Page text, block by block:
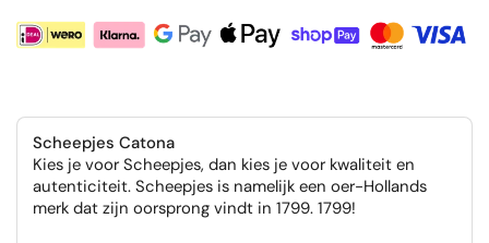
Scheepjes Catona
Kies je voor Scheepjes, dan kies je voor kwaliteit en
autenticiteit. Scheepjes is namelijk een oer-Hollands
merk dat zijn oorsprong vindt in 1799. 1799!